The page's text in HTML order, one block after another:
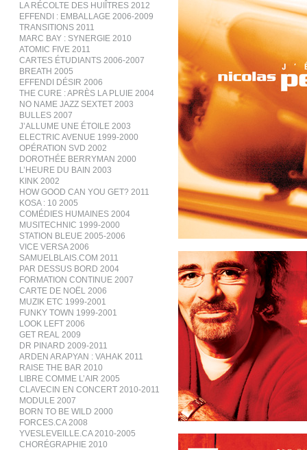
LA RÉCOLTE DES HUIÎTRES 2012
EFFENDI : EMBALLAGE 2006-2009
TRANSITIONS 2011
MARC BAY : SYNERGIE 2010
ATOMIC FIVE 2011
CARTES ÉTUDIANTS 2006-2007
BREATH 2005
EFFENDI DÉSIR 2006
THE CURE : APRÈS LA PLUIE 2004
NO NAME JAZZ SEXTET 2003
BULLES 2007
J’ALLUME UNE ÉTOILE 2003
ELECTRIC AVENUE 1999-2000
OPÉRATION SVD 2002
DOROTHÉE BERRYMAN 2000
L’HEURE DU BAIN 2003
KINK 2002
HOW GOOD CAN YOU GET? 2011
KOSA : 10 2005
COMÉDIES HUMAINES 2004
MUSITECHNIC 1999-2000
STATION BLEUE 2005-2006
VICE VERSA 2006
SAMUELBLAIS.COM 2011
PAR DESSUS BORD 2004
FORMATION CONTINUE 2007
CARTE DE NOËL 2006
MUZIK ETC 1999-2001
FUNKY TOWN 1999-2001
LOOK LEFT 2006
GET REAL 2009
DR PINARD 2009-2011
ARDEN ARAPYAN : VAHAK 2011
RAISE THE BAR 2010
LIBRE COMME L’AIR 2005
CLAVECIN EN CONCERT 2010-2011
MODULE 2007
BORN TO BE WILD 2000
FORCES.CA 2008
YVESLEVEILLE.CA 2010-2005
CHORÉGRAPHIE 2010